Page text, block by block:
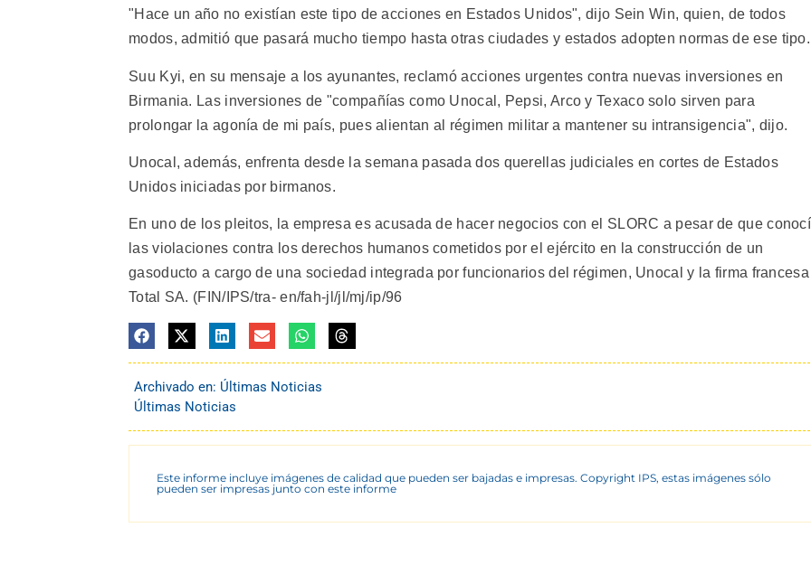
"Hace un año no existían este tipo de acciones en Estados Unidos", dijo Sein Win, quien, de todos
modos, admitió que pasará mucho tiempo hasta otras ciudades y estados adopten normas de ese tipo.
Suu Kyi, en su mensaje a los ayunantes, reclamó acciones urgentes contra nuevas inversiones en
Birmania. Las inversiones de "compañías como Unocal, Pepsi, Arco y Texaco solo sirven para
prolongar la agonía de mi país, pues alientan al régimen militar a mantener su intransigencia", dijo.
Unocal, además, enfrenta desde la semana pasada dos querellas judiciales en cortes de Estados
Unidos iniciadas por birmanos.
En uno de los pleitos, la empresa es acusada de hacer negocios con el SLORC a pesar de que
las violaciones contra los derechos humanos cometidos por el ejército en la construcción de un
gasoducto a cargo de una sociedad integrada por funcionarios del régimen, Unocal y la firma francesa
Total SA. (FIN/IPS/tra- en/fah-jl/jl/mj/ip/96
Archivado en: Últimas Noticias
Últimas Noticias
Este informe incluye imágenes de calidad que pueden ser bajadas e impresas. Copyright IPS, estas imágenes sólo
pueden ser impresas junto con este informe